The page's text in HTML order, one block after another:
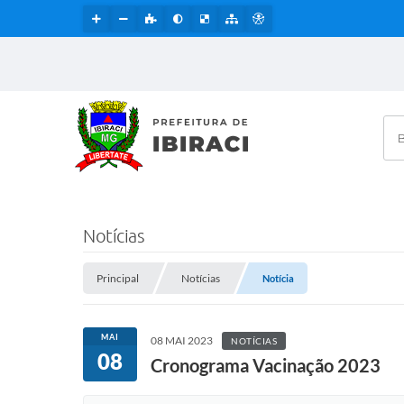
Notícias
Principal Notícias Notícia
MAI
08
08 MAI 2023 NOTÍCIAS
Cronograma Vacinação 2023